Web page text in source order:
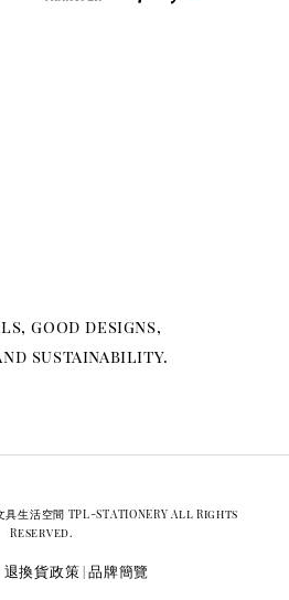
good designs,
sustainability.
生活空間 TPL-STATIONERY All Rights
Reserved.
退換貨政策 |品牌簡覽